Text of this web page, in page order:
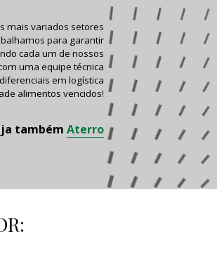
mais variados setores
para garantir
cada um de nossos
uma equipe técnica
em logística
alimentos vencidos!
também Aterro